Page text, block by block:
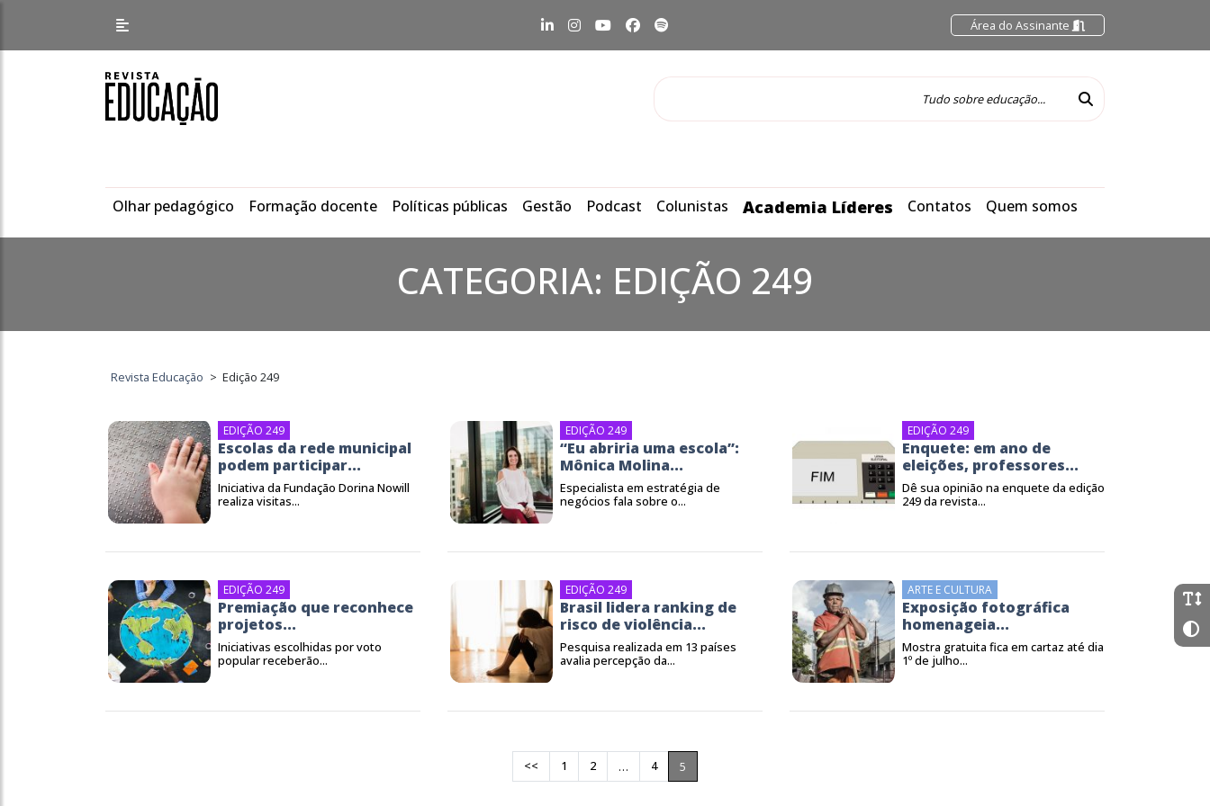
Área do Assinante
Olhar pedagógico Formação docente Políticas públicas Gestão Podcast Colunistas Academia Líderes Contatos Quem somos
CATEGORIA: EDIÇÃO 249
Revista Educação > Edição 249
EDIÇÃO 249
Escolas da rede municipal
podem participar...
Iniciativa da Fundação Dorina Nowill
realiza visitas...
EDIÇÃO 249
“Eu abriria uma escola”:
Mônica Molina...
Especialista em estratégia de
negócios fala sobre o...
EDIÇÃO 249
Enquete: em ano de
eleições, professores...
Dê sua opinião na enquete da edição
249 da revista...
EDIÇÃO 249
Premiação que reconhece
projetos...
Iniciativas escolhidas por voto
popular receberão...
EDIÇÃO 249
Brasil lidera ranking de
risco de violência...
Pesquisa realizada em 13 países
avalia percepção da...
ARTE E CULTURA
Exposição fotográfica
homenageia...
Mostra gratuita fica em cartaz até dia
1º de julho...
<< 1 2 … 4 5